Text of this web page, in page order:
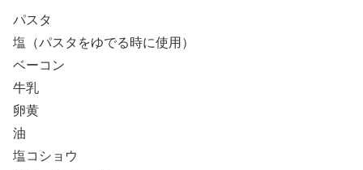
パスタ
塩（パスタをゆでる時に使用）
ベーコン
牛乳
卵黄
油
塩コショウ